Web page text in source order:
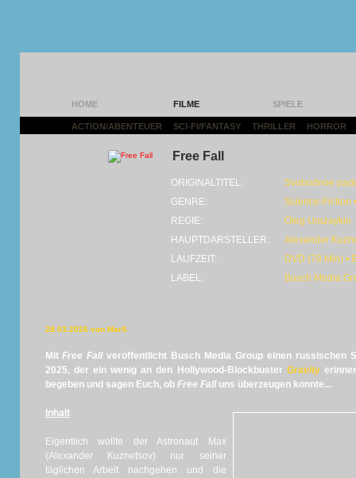
HOME FILME SPIELE
ACTION/ABENTEUER SCI-FI/FANTASY THRILLER HORROR
Free Fall
ORIGINALTITEL:
Svobodnoe
GENRE:
Science-Fiction
REGIE:
Oleg Urazaykin
HAUPTDARSTELLER:
Alexander
LAUFZEIT:
DVD (78 Min) •
LABEL:
Busch Media
28.03.2026 von MarS
MitFree Fall veröffentlicht Busch Media Group einen russischen
2025, der ein wenig an den Hollywood-Blockbuster Gravity
begeben und sagen Euch, ob Free Falluns überzeugen konnte...
Inhalt
Eigentlich wollte der Astronaut Max
(Alexander Kuznetsov) nur seiner
täglichen Arbeit nachgehen und die